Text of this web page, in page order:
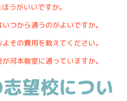
うがいいですか。
つから通うのがよいですか。
その費用を教えてください。
河本教室に通っていますか。
望校につい